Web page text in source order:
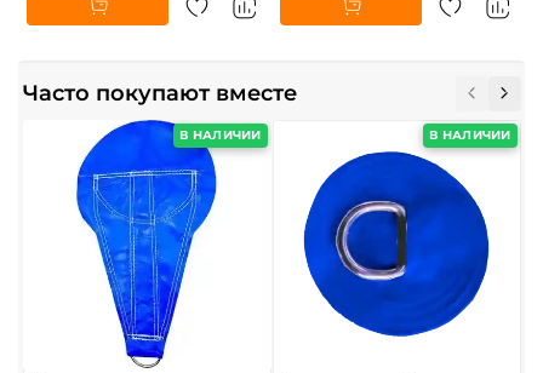
Часто покупают вместе
В НАЛИЧИИ В НАЛИЧИИ